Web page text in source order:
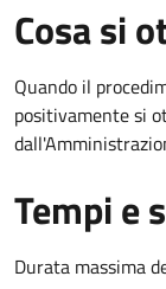
Cosa si
Quando il
positivamente si
Tempi e
Durata massima